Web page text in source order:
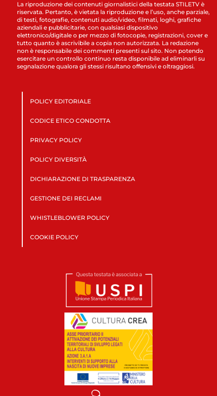
La riproduzione dei contenuti giornalistici della testata STILETV è
riservata. Pertanto, è vietata la riproduzione e l’uso, anche parziale,
di testi, fotografie, contenuti audio/video, filmati, loghi, grafiche
aziendali e pubblicitarie, con qualsiasi dispositivo
elettronico/digitale o per mezzo di fotocopie, registrazioni, cover e
tutto quanto è ascrivibile a copia non autorizzata. La redazione
non è responsabile dei commenti presenti sul sito. Non potendo
esercitare un controllo continuo resta disponibile ad eliminarli su
segnalazione qualora gli stessi risultano offensivi e oltraggiosi.
POLICY EDITORIALE
CODICE ETICO CONDOTTA
PRIVACY POLICY
POLICY DIVERSITÀ
DICHIARAZIONE DI TRASPARENZA
GESTIONE DEI RECLAMI
WHISTLEBLOWER POLICY
COOKIE POLICY